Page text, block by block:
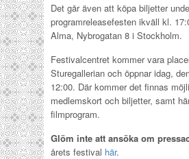
Det går även att köpa biljetter
programreleasefesten ikväll kl.
Alma, Nybrogatan 8 i Stockholm.
Festivalcentret kommer vara
Sturegallerian och öppnar idag,
12:00. Där kommer det finnas
medlemskort och biljetter, samt
filmprogram.
Glöm inte att ansöka om
årets festival här.